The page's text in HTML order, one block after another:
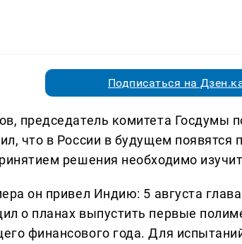
Подписаться на
председатель комитета Госдумы
что в России в будущем появятся
решения необходимо
он привел Индию: 5 августа
о планах выпустить первые
финансового года. Для